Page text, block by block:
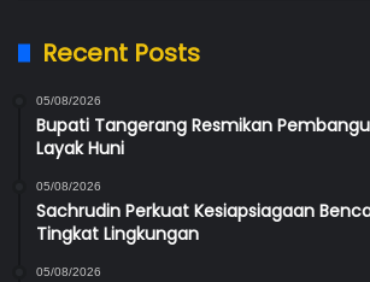
Recent Posts
05/08/2026
Bupati Tangerang Resmikan
Layak Huni
05/08/2026
Sachrudin Perkuat Kesiapsiagaan
Tingkat Lingkungan
05/08/2026